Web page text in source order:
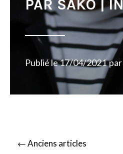
PAR SAKO |
Publié le17/04/2021 par
Posts
←Anciens articles